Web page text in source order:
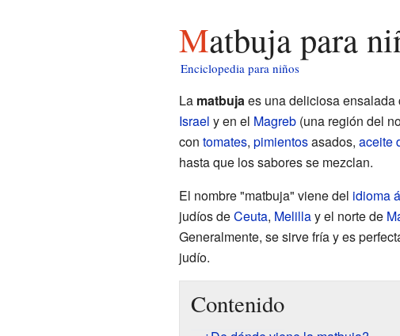
Matbuja para
Enciclopedia para niños
La matbujaes una deliciosa ensalada
Israel y en el Magreb(una región del
con tomates, pimientosasados, aceite
hasta que los sabores se mezclan.
El nombre "matbuja" viene del idioma
judíos deCeuta, Melillay el norte de
Generalmente, se sirve fría y es
judío.
Contenido